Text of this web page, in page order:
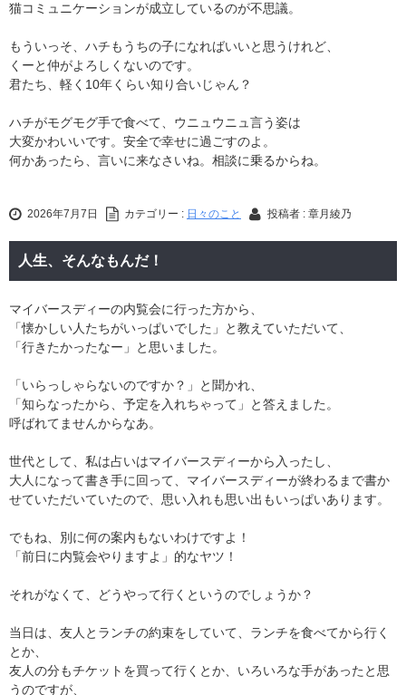
猫コミュニケーションが成立しているのが不思議。
もういっそ、ハチもうちの子になればいいと思うけれど、
くーと仲がよろしくないのです。
君たち、軽く10年くらい知り合いじゃん？
ハチがモグモグ手で食べて、ウニュウニュ言う姿は
大変かわいいです。安全で幸せに過ごすのよ。
何かあったら、言いに来なさいね。相談に乗るからね。
2026年7月7日 カテゴリー : 日々のこと 投稿者 : 章月綾乃
人生、そんなもんだ！
マイバースディーの内覧会に行った方から、
「懐かしい人たちがいっぱいでした」と教えていただいて、
「行きたかったなー」と思いました。
「いらっしゃらないのですか？」と聞かれ、
「知らなったから、予定を入れちゃって」と答えました。
呼ばれてませんからなあ。
世代として、私は占いはマイバースディーから入ったし、
大人になって書き手に回って、マイバースディーが終わるまで書か
せていただいていたので、思い入れも思い出もいっぱいあります。
でもね、別に何の案内もないわけですよ！
「前日に内覧会やりますよ」的なヤツ！
それがなくて、どうやって行くというのでしょうか？
当日は、友人とランチの約束をしていて、ランチを食べてから行く
とか、
友人の分もチケットを買って行くとか、いろいろな手があったと思
うのですが、